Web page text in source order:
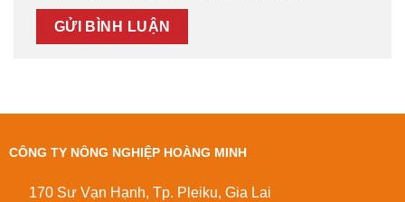
CÔNG TY NÔNG NGHIỆP HOÀNG MINH
170 Sư Vạn Hạnh, Tp. Pleiku, Gia Lai